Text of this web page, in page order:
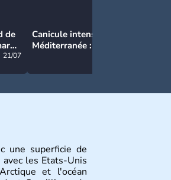
de
21/07
Canicule intense en
Méditerranée : près de 50°C
une superficie de
les Etats-Unis
et l'océan